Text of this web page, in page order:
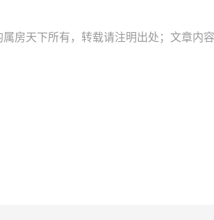
房天下所有，转载请注明出处；文章内